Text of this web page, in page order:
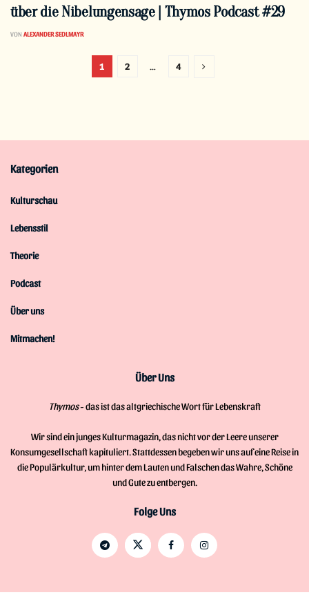
über die Nibelungensage | Thymos Podcast #29
VON ALEXANDER SEDLMAYR
1 2 4
Kategorien
Kulturschau
Lebensstil
Theorie
Podcast
Über uns
Mitmachen!
Über Uns
Thymos- das ist das altgriechische Wort für Lebenskraft
Wir sind ein junges Kulturmagazin, das nicht vor der Leere unserer
Konsumgesellschaft kapituliert. Stattdessen begeben wir uns auf eine Reise in
die Populärkultur, um hinter dem Lauten und Falschen das Wahre, Schöne
und Gute zu entbergen.
Folge Uns